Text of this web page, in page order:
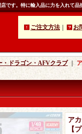
です。特に輸入品に力を入れて品
ご注文方法 お
・ドラゴン・AFVクラブ｜
ア
【